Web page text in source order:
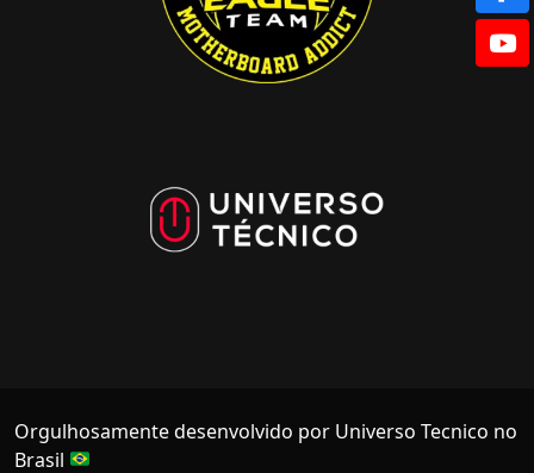
Orgulhosamente desenvolvido por Universo Tecnico no
Brasil